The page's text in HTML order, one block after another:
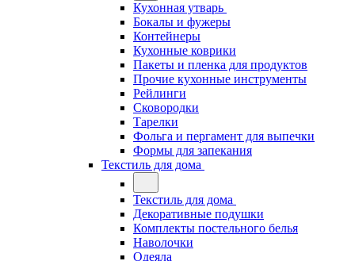
Кухонная утварь
Бокалы и фужеры
Контейнеры
Кухонные коврики
Пакеты и пленка для продуктов
Прочие кухонные инструменты
Рейлинги
Сковородки
Тарелки
Фольга и пергамент для выпечки
Формы для запекания
Текстиль для дома
Текстиль для дома
Декоративные подушки
Комплекты постельного белья
Наволочки
Одеяла